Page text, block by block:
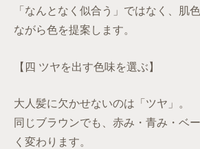
「なんとなく似合う」ではなく、肌
ながら色を提案します。
【四 ツヤを出す色味を選ぶ】
大人髪に欠かせないのは「ツヤ」。
同じブラウンでも、赤み・青み・ベ
く変わります。